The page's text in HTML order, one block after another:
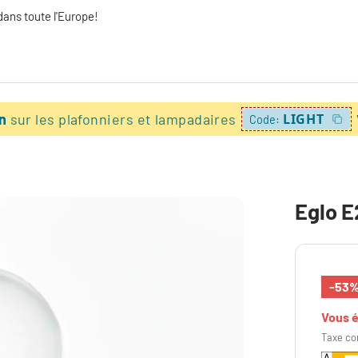
toute l'Europe!
sur les plafonniers et lampadaires Code: LIGHT
Eglo
-
Vous
Taxe